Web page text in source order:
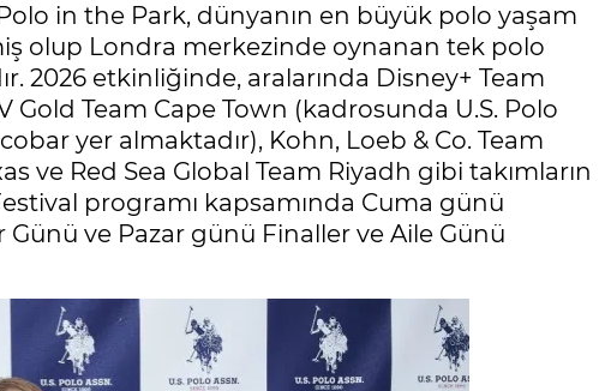
in the Park, dünyanın en büyük polo yaşam
olup Londra merkezinde oynanan tek polo
2026 etkinliğinde, aralarında Disney+ Team
Gold Team Cape Town (kadrosunda U.S. Polo
yer almaktadır), Kohn, Loeb & Co. Team
ve Red Sea Global Team Riyadh gibi takımların
programı kapsamında Cuma günü
Günü ve Pazar günü Finaller ve Aile Günü